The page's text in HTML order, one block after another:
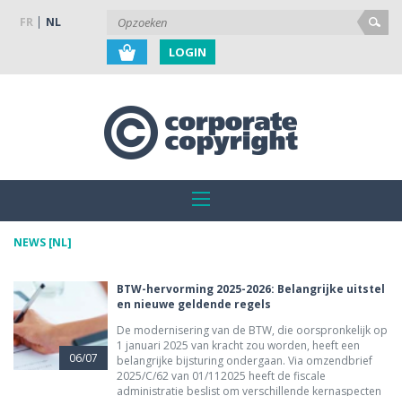
FR NL
LOGIN
NEWS [NL]
06/07
BTW-hervorming 2025-2026: Belangrijke uitstel
en nieuwe geldende regels
De modernisering van de BTW, die oorspronkelijk op
1 januari 2025 van kracht zou worden, heeft een
belangrijke bijsturing ondergaan. Via omzendbrief
2025/C/62 van 01/112025 heeft de fiscale
administratie beslist om verschillende kernaspecten